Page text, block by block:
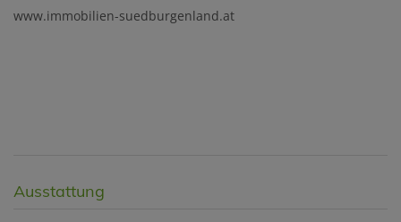
www.immobilien-suedburgenland.at
Ausstattung